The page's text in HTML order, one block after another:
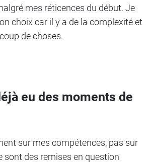
mes réticences du début. Je
choix car il y a de la complexité et
de choses.
eu des moments de
sur mes compétences, pas sur
sont des remises en question